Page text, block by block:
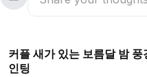
커플 새가 있는 보름달 밤
인팅